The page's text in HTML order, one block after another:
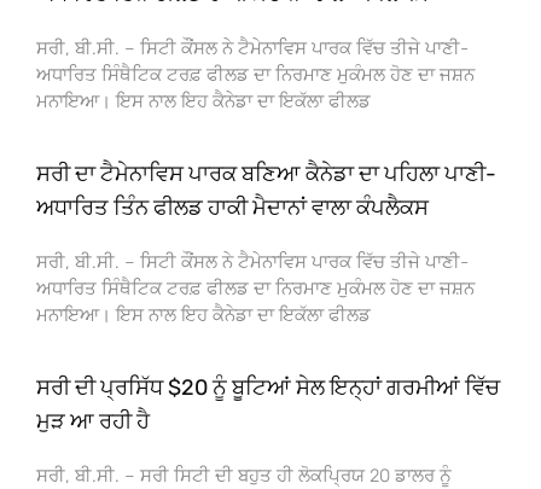
ਸਰੀ, ਬੀ.ਸੀ. – ਸਿਟੀ ਕੌਂਸਲ ਨੇ ਟੈਮੇਨਾਵਿਸ ਪਾਰਕ ਵਿੱਚ ਤੀਜੇ ਪਾਣੀ-
ਅਧਾਰਿਤ ਸਿੰਥੈਟਿਕ ਟਰਫ਼ ਫੀਲਡ ਦਾ ਨਿਰਮਾਣ ਮੁਕੰਮਲ ਹੋਣ ਦਾ ਜਸ਼ਨ
ਮਨਾਇਆ। ਇਸ ਨਾਲ ਇਹ ਕੈਨੇਡਾ ਦਾ ਇਕੱਲਾ ਫੀਲਡ
ਸਰੀ ਦਾ ਟੈਮੇਨਾਵਿਸ ਪਾਰਕ ਬਣਿਆ ਕੈਨੇਡਾ ਦਾ ਪਹਿਲਾ ਪਾਣੀ-
ਅਧਾਰਿਤ ਤਿੰਨ ਫੀਲਡ ਹਾਕੀ ਮੈਦਾਨਾਂ ਵਾਲਾ ਕੰਪਲੈਕਸ
ਸਰੀ, ਬੀ.ਸੀ. – ਸਿਟੀ ਕੌਂਸਲ ਨੇ ਟੈਮੇਨਾਵਿਸ ਪਾਰਕ ਵਿੱਚ ਤੀਜੇ ਪਾਣੀ-
ਅਧਾਰਿਤ ਸਿੰਥੈਟਿਕ ਟਰਫ਼ ਫੀਲਡ ਦਾ ਨਿਰਮਾਣ ਮੁਕੰਮਲ ਹੋਣ ਦਾ ਜਸ਼ਨ
ਮਨਾਇਆ। ਇਸ ਨਾਲ ਇਹ ਕੈਨੇਡਾ ਦਾ ਇਕੱਲਾ ਫੀਲਡ
ਸਰੀ ਦੀ ਪ੍ਰਸਿੱਧ $20 ਨੂੰ ਬੂਟਿਆਂ ਸੇਲ ਇਨ੍ਹਾਂ ਗਰਮੀਆਂ ਵਿੱਚ
ਮੁੜ ਆ ਰਹੀ ਹੈ
ਸਰੀ, ਬੀ.ਸੀ. – ਸਰੀ ਸਿਟੀ ਦੀ ਬਹੁਤ ਹੀ ਲੋਕਪ੍ਰਿਯ 20 ਡਾਲਰ ਨੂੰ